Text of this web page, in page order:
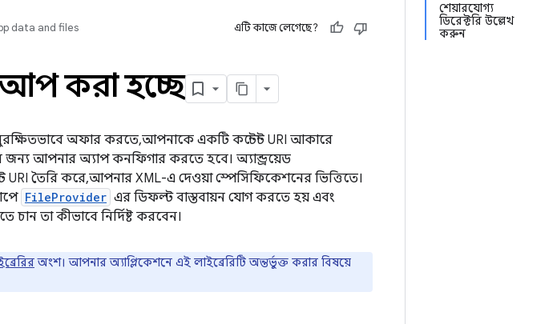
শেয়ারযোগ্য
ডিরেক্টরি উল্লেখ
করুন
data and files এটি কাজে লেগেছে?
আপ করা হচ্ছে
অফার করতে, আপনাকে একটি কন্টেন্ট URI আকারে
আপনার অ্যাপ কনফিগার করতে হবে। অ্যান্ড্রয়েড
URI তৈরি করে, আপনার XML-এ দেওয়া স্পেসিফিকেশনের ভিত্তিতে।
FileProvider এর ডিফল্ট বাস্তবায়ন যোগ করতে হয় এবং
তা কীভাবে নির্দিষ্ট করবেন।
অংশ। আপনার অ্যাপ্লিকেশনে এই লাইব্রেরিটি অন্তর্ভুক্ত করার বিষয়ে